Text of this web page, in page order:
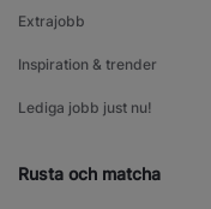
Extrajobb
Inspiration & trender
Lediga jobb just nu!
Rusta och matcha